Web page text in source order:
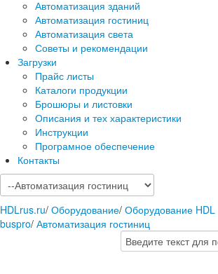
Автоматизация зданий
Автоматизация гостиниц
Автоматизация света
Советы и рекомендации
Загрузки
Прайс листы
Каталоги продукции
Брошюры и листовки
Описания и тех характеристики
Инструкции
Програмное обеспечение
Контакты
HDLrus.ru/ Оборудование/ Оборудование HDL
buspro/ Автоматизация гостиниц